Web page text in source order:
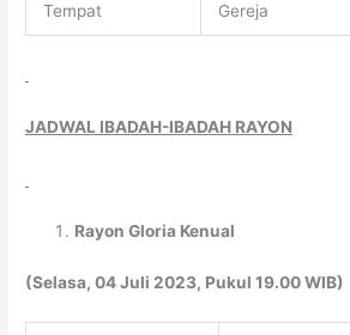
Tempat Gereja
JADWAL IBADAH-IBADAH RAYON
Rayon Gloria Kenual
(Selasa, 04 Juli 2023, Pukul 19.00 WIB)